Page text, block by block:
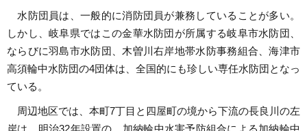
水防団員は、一般的に消防団員が兼務していることが多い。
しかし、岐阜県ではこの金華水防団が所属する岐阜市水防団、
ならびに羽島市水防団、木曽川右岸地帯水防事務組合、海津市
高須輪中水防団の4団体は、全国的にも珍しい専任水防団となっ
ている。
周辺地区では、本町7丁目と四屋町の境から下流の長良川の左
岸は、明治32年設置の、加納輪中水害予防組合による加納輪中